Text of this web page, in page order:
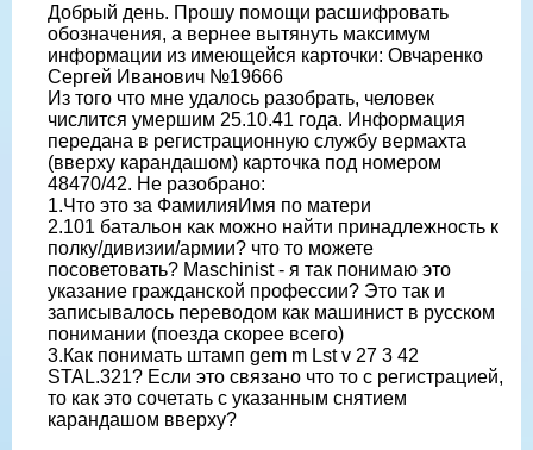
Добрый день. Прошу помощи расшифровать
обозначения, а вернее вытянуть максимум
информации из имеющейся карточки: Овчаренко
Сергей Иванович №19666
Из того что мне удалось разобрать, человек
числится умершим 25.10.41 года. Информация
передана в регистрационную службу вермахта
(вверху карандашом) карточка под номером
48470/42. Не разобрано:
1.Что это за ФамилияИмя по матери
2.101 батальон как можно найти принадлежность к
полку/дивизии/армии? что то можете
посоветовать? Maschinist - я так понимаю это
указание гражданской профессии? Это так и
записывалось переводом как машинист в русском
понимании (поезда скорее всего)
3.Как понимать штамп gem m Lst v 27 3 42
STAL.321? Если это связано что то с регистрацией,
то как это сочетать с указанным снятием
карандашом вверху?